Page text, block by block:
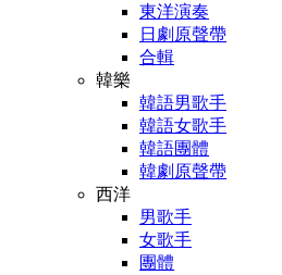
東洋演奏
日劇原聲帶
合輯
韓樂
韓語男歌手
韓語女歌手
韓語團體
韓劇原聲帶
西洋
男歌手
女歌手
團體